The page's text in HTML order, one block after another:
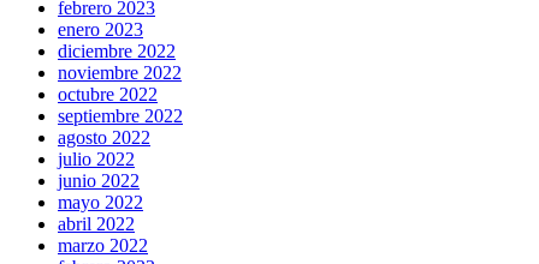
febrero 2023
enero 2023
diciembre 2022
noviembre 2022
octubre 2022
septiembre 2022
agosto 2022
julio 2022
junio 2022
mayo 2022
abril 2022
marzo 2022